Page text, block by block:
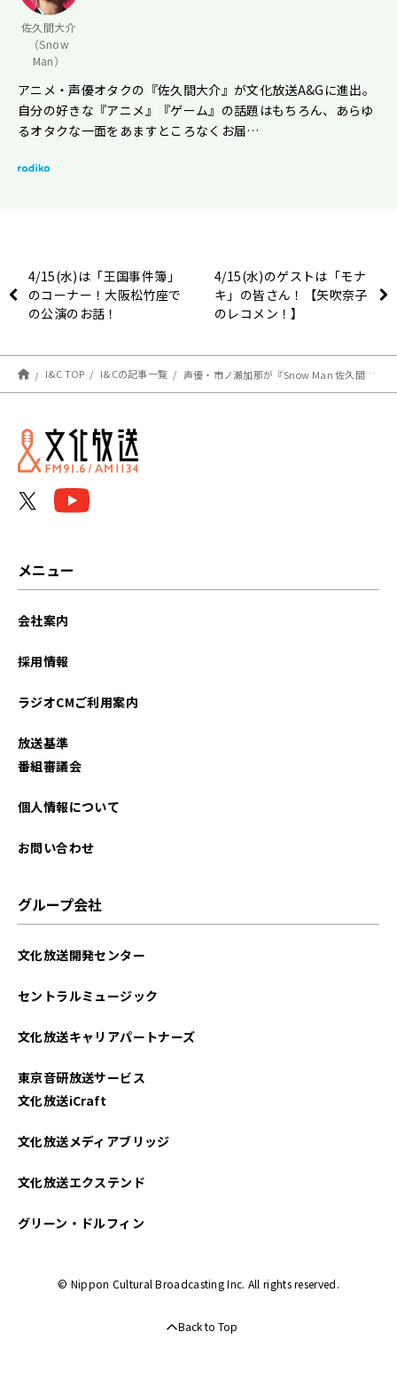
佐久間大介
（Snow
Man）
アニメ・声優オタクの『佐久間大介』が文化放送A&Gに進出。
自分の好きな『アニメ』『ゲーム』の話題はもちろん、あらゆ
るオタクな一面をあますところなくお届…
4/15(水)は「王国事件簿」
のコーナー！大阪松竹座で
の公演のお話！
4/15(水)のゲストは「モナ
キ」の皆さん！【矢吹奈子
のレコメン！】
I&C TOP I&Cの記事一覧 声優・市ノ瀬加那が『Snow Man 佐久間大介の待って、無理、しんどい、、』に登場！ 「チュン」の一言で様々な状況を演じ分ける!?
メニュー
会社案内
採用情報
ラジオCMご利用案内
放送基準
番組審議会
個人情報について
お問い合わせ
グループ会社
文化放送開発センター
セントラルミュージック
文化放送キャリアパートナーズ
東京音研放送サービス
文化放送iCraft
文化放送メディアブリッジ
文化放送エクステンド
グリーン・ドルフィン
© Nippon Cultural Broadcasting Inc. All rights reserved.
Back to Top